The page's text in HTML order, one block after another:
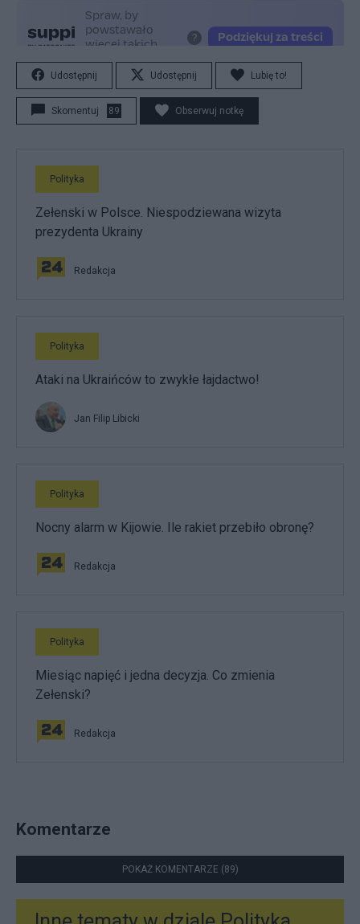
Udostępnij Udostępnij Lubię to!
Skomentuj 89 Obserwuj notkę
Polityka
Zełenski w Polsce. Niespodziewana wizyta
prezydenta Ukrainy
Redakcja
Polityka
Ataki na Ukraińców to zwykłe łajdactwo!
Jan Filip Libicki
Polityka
Nocny alarm w Kijowie. Ile rakiet przebiło obronę?
Redakcja
Polityka
Miesiąc napięć i jedna decyzja. Co zmienia
Zełenski?
Redakcja
Komentarze
POKAŻ KOMENTARZE (89)